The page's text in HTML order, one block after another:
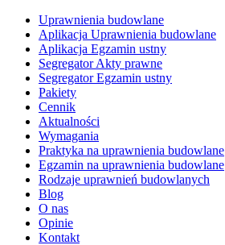
Uprawnienia budowlane
Aplikacja Uprawnienia budowlane
Aplikacja Egzamin ustny
Segregator Akty prawne
Segregator Egzamin ustny
Pakiety
Cennik
Aktualności
Wymagania
Praktyka na uprawnienia budowlane
Egzamin na uprawnienia budowlane
Rodzaje uprawnień budowlanych
Blog
O nas
Opinie
Kontakt